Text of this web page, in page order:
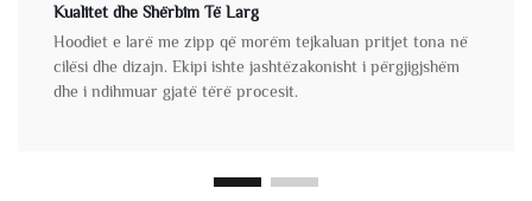
Kualitet dhe Shërbim Të Larg
Hoodiet e larë me zipp që morëm tejkaluan pritjet tona në
cilësi dhe dizajn. Ekipi ishte jashtëzakonisht i përgjigjshëm
dhe i ndihmuar gjatë tërë procesit.